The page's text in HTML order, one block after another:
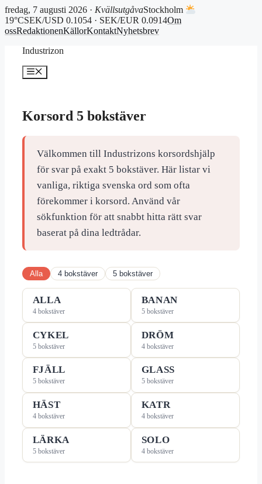
fredag, 7 augusti 2026 · KvällsutgåvaStockholm
19°CSEK/USD 0.1054 · SEK/EUR 0.0914Om
ossRedaktionenKällorKontaktNyhetsbrev
Industrizon
Meny
Korsord 5 bokstäver
Välkommen till Industrizons korsordshjälp
för svar på exakt 5 bokstäver. Här listar vi
vanliga, riktiga svenska ord som ofta
förekommer i korsord. Använd vår
sökfunktion för att snabbt hitta rätt svar
baserat på dina ledtrådar.
Alla 4 bokstäver 5 bokstäver
ALLA
4 bokstäver
BANAN
5 bokstäver
CYKEL
5 bokstäver
DRÖM
4 bokstäver
FJÄLL
5 bokstäver
GLASS
5 bokstäver
HÄST
4 bokstäver
KATR
4 bokstäver
LÄRKA
5 bokstäver
SOLO
4 bokstäver